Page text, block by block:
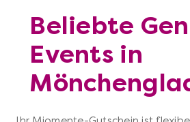
Beliebte
Events in